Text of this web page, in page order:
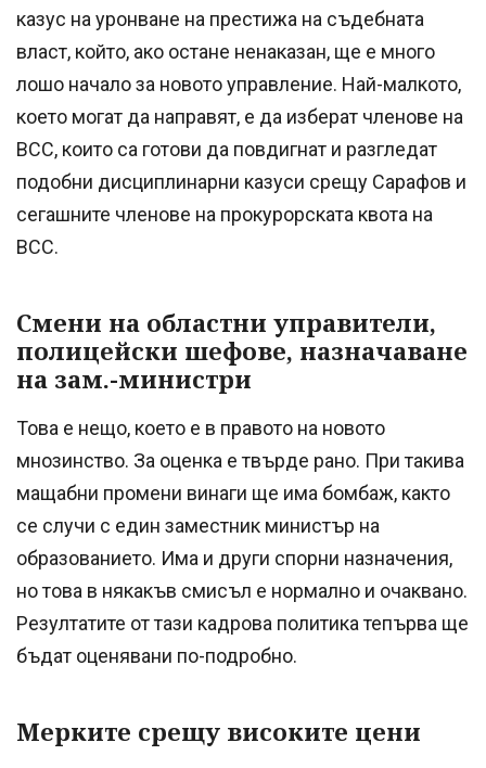
казус на уронване на престижа на съдебната
власт, който, ако остане ненаказан, ще е много
лошо начало за новото управление. Най-малкото,
което могат да направят, е да изберат членове на
ВСС, които са готови да повдигнат и разгледат
подобни дисциплинарни казуси срещу Сарафов и
сегашните членове на прокурорската квота на
ВСС.
Смени на областни управители,
полицейски шефове, назначаване
на зам.-министри
Това е нещо, което е в правото на новото
мнозинство. За оценка е твърде рано. При такива
мащабни промени винаги ще има бомбаж, както
се случи с един заместник министър на
образованието. Има и други спорни назначения,
но това в някакъв смисъл е нормално и очаквано.
Резултатите от тази кадрова политика тепърва ще
бъдат оценявани по-подробно.
Мерките срещу високите цени